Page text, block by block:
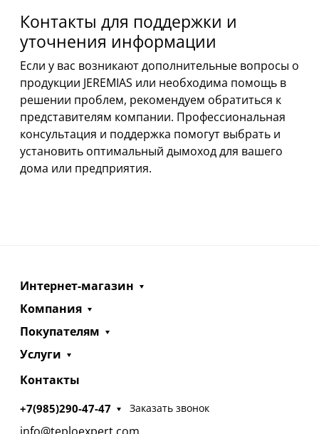
Контакты для поддержки и
уточнения информации
Если у вас возникают дополнительные вопросы о
продукции JEREMIAS или необходима помощь в
решении проблем, рекомендуем обратиться к
представителям компании. Профессиональная
консультация и поддержка помогут выбрать и
установить оптимальный дымоход для вашего
дома или предприятия.
Интернет-магазин
Компания
Покупателям
Услуги
Контакты
+7(985)290-47-47 Заказать звонок